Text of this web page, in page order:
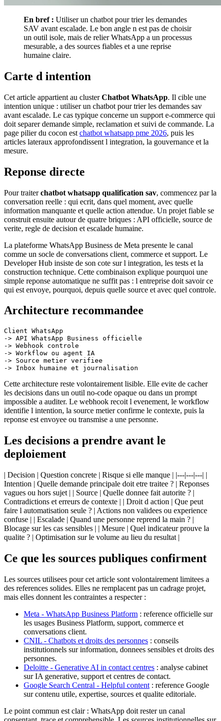
En bref : Utiliser un chatbot pour trier les demandes
SAV avant escalade. Le bon angle n est pas de choisir
un outil isole, mais de relier WhatsApp a un processus
mesurable, a des sources fiables et a une reprise
humaine claire.
Carte d intention
Cet article appartient au clusterChatbot WhatsApp. Il cible une
intention unique : utiliser un chatbot pour trier les demandes sav
avant escalade. Le cas typique concerne un support e-commerce qui
doit separer demande simple, reclamation et suivi de commande. La
page pilier du cocon est chatbot whatsapp pme 2026, puis les
articles lateraux approfondissent l integration, la gouvernance et la
mesure.
Reponse directe
Pour traiterchatbot whatsapp qualification sav, commencez par la
conversation reelle : qui ecrit, dans quel moment, avec quelle
information manquante et quelle action attendue. Un projet fiable se
construit ensuite autour de quatre briques : API officielle, source de
verite, regle de decision et escalade humaine.
La plateforme WhatsApp Business de Meta presente le canal
comme un socle de conversations client, commerce et support. Le
Developer Hub insiste de son cote sur l integration, les tests et la
construction technique. Cette combinaison explique pourquoi une
simple reponse automatique ne suffit pas : l entreprise doit savoir ce
qui est envoye, pourquoi, depuis quelle source et avec quel controle.
Architecture recommandee
Client WhatsApp
-> API WhatsApp Business officielle
-> Webhook controle
-> Workflow ou agent IA
-> Source metier verifiee
Cette architecture reste volontairement lisible. Elle evite de cacher
les decisions dans un outil no-code opaque ou dans un prompt
impossible a auditer. Le webhook recoit l evenement, le workflow
identifie l intention, la source metier confirme le contexte, puis la
reponse est envoyee ou transmise a une personne.
Les decisions a prendre avant le
deploiement
| Decision | Question concrete | Risque si elle manque | |---|---|---| |
Intention | Quelle demande principale doit etre traitee ? | Reponses
vagues ou hors sujet | | Source | Quelle donnee fait autorite ? |
Contradictions et erreurs de contexte | | Droit d action | Que peut
faire l automatisation seule ? | Actions non validees ou experience
confuse | | Escalade | Quand une personne reprend la main ? |
Blocage sur les cas sensibles | | Mesure | Quel indicateur prouve la
qualite ? | Optimisation sur le volume au lieu du resultat |
Ce que les sources publiques confirment
Les sources utilisees pour cet article sont volontairement limitees a
des references solides. Elles ne remplacent pas un cadrage projet,
mais elles donnent les contraintes a respecter :
Meta - WhatsApp Business Platform : reference officielle sur
les usages Business Platform, support, commerce et
conversations client.
CNIL - Chatbots et droits des personnes : conseils
institutionnels sur information, donnees sensibles et droits des
personnes.
Deloitte - Generative AI in contact centres : analyse cabinet
sur IA generative, support et centres de contact.
Google Search Central - Helpful content : reference Google
sur contenu utile, expertise, sources et qualite editoriale.
Le point commun est clair : WhatsApp doit rester un canal